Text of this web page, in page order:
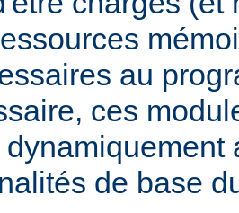
au
ces
de base